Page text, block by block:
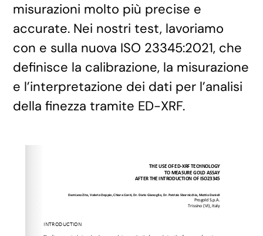
misurazioni molto più precise e
accurate. Nei nostri test, lavoriamo
con e sulla nuova ISO 23345:2021, che
definisce la calibrazione, la misurazione
e l’interpretazione dei dati per l’analisi
della finezza tramite ED-XRF.